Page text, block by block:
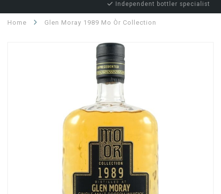
Independent bottler specialist
Home Glen Moray 1989 Mo Òr Collection